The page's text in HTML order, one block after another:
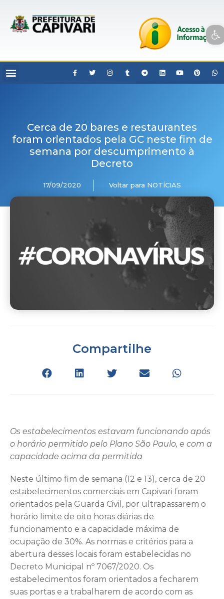
Open toolbar
Cerca de 20 bares e restaurantes
foram orientados pela GC neste fim de
semana por descumprimento à
Decreto
17/09/2020 Voltar para NOTÍCIAS
Compartilhe
Os estabelecimentos estavam funcionando após
o horário permitido pelo Plano São Paulo, e com a
capacidade acima da permitida
Neste último fim de semana (12 e 13), cerca de 20
estabelecimentos comerciais em Capivari foram
orientados pela Guarda Civil, por ultrapassarem o
horário limite de oito horas diárias de
funcionamento e a capacidade máxima de
ocupação de 30%. As normas e critérios para a
abertura desses locais foram estabelecidas no
Decreto Municipal nº 7067/2020. Os
estabelecimentos foram orientados a fecharem
suas portas e a trabalharem de acordo com as